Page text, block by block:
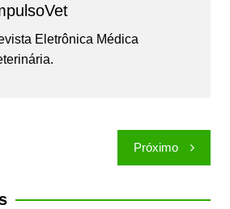
Eletrônica Médica
Próximo